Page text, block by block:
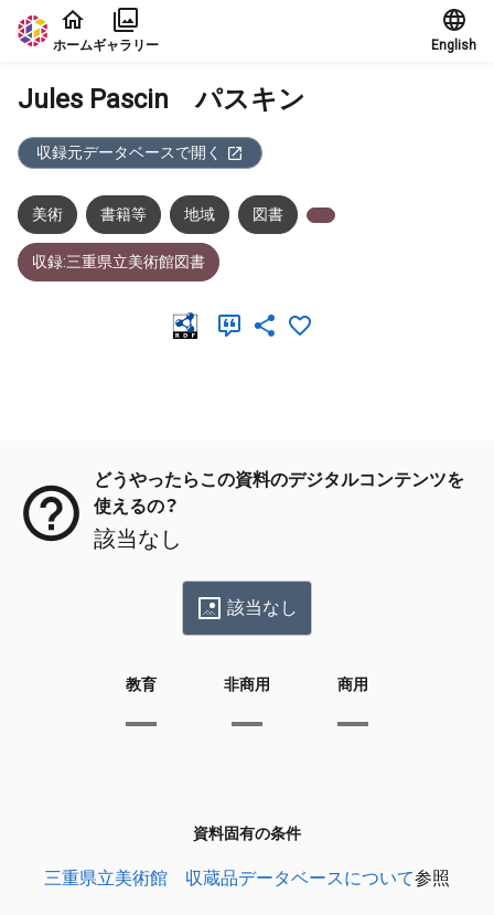
本文に飛ぶ
ホームギャラリー English
Jules Pascin パスキン
収録元データベースで開く
美術 書籍等 地域 図書
収録:三重県立美術館図書
どうやったらこの資料のデジタルコンテンツを
使えるの？
該当なし
該当なし
教育 非商用 商用
資料固有の条件
三重県立美術館 収蔵品データベースについて参照